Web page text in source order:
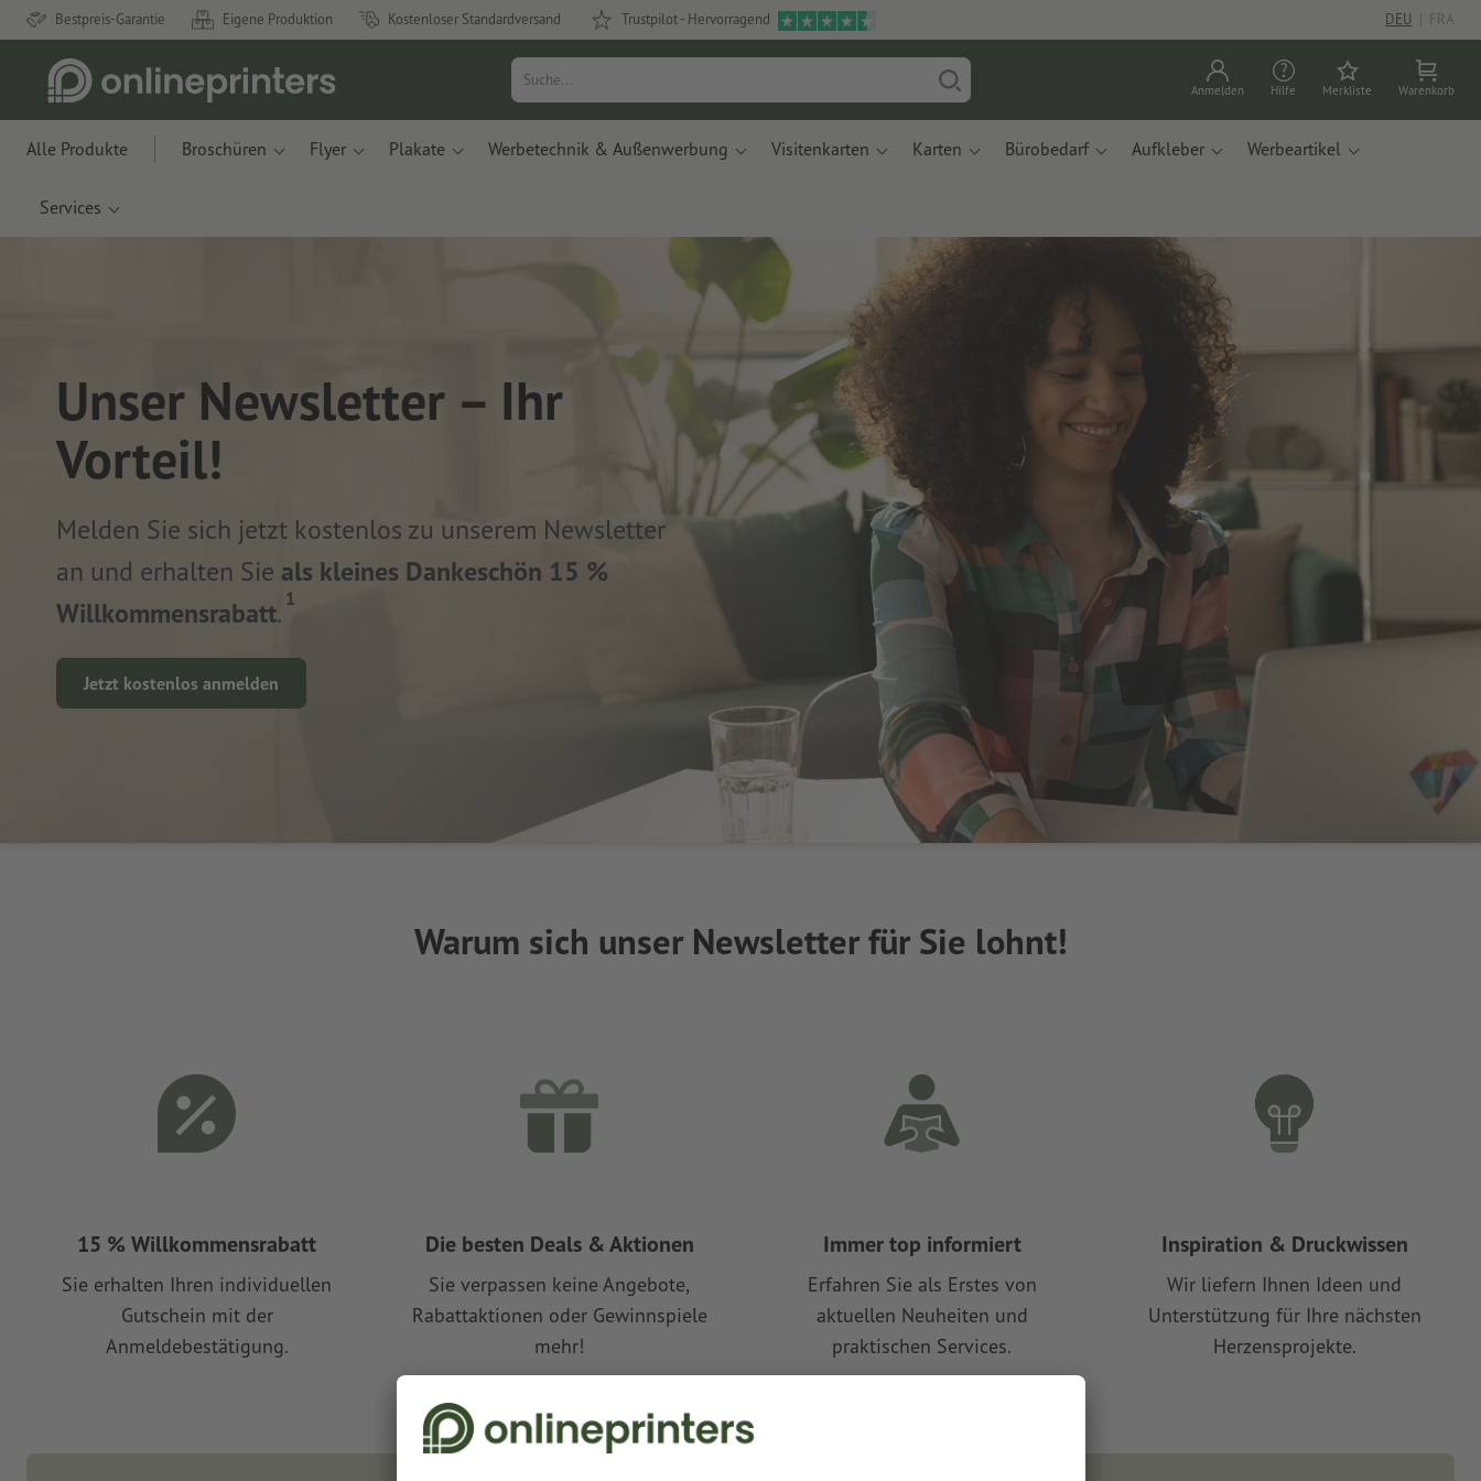
Bestpreis-Garantie Eigene Produktion Kostenloser Standardversand Trustpilot - Hervorragend DEU | FRA
Anmelden Hilfe Merkliste Warenkorb
Alle Produkte Broschüren Flyer Plakate Werbetechnik & Außenwerbung Visitenkarten Karten Bürobedarf Aufkleber Werbeartikel
Services
Unser Newsletter – Ihr
Vorteil!
Melden Sie sich jetzt kostenlos zu unserem Newsletter
an und erhalten Sie als kleines Dankeschön 15 %
Willkommensrabatt. 1
Jetzt kostenlos anmelden
Warum sich unser Newsletter für Sie lohnt!
15 % Willkommensrabatt
Sie erhalten Ihren individuellen
Gutschein mit der
Anmeldebestätigung.
Die besten Deals & Aktionen
Sie verpassen keine Angebote,
Rabattaktionen oder Gewinnspiele
mehr!
Immer top informiert
Erfahren Sie als Erstes von
aktuellen Neuheiten und
praktischen Services.
Inspiration & Druckwissen
Wir liefern Ihnen Ideen und
Unterstützung für Ihre nächsten
Herzensprojekte.